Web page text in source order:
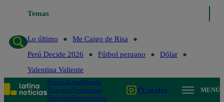
Temas
Lo último
Me Caigo de Risa
Perú Decide 2026
Fútbol peruano
Dólar
Valentina Valiente
PolíticaLimaMundo
Te ayudoTendencias
DeportesEspectáculos
TV en vivo MENÚ